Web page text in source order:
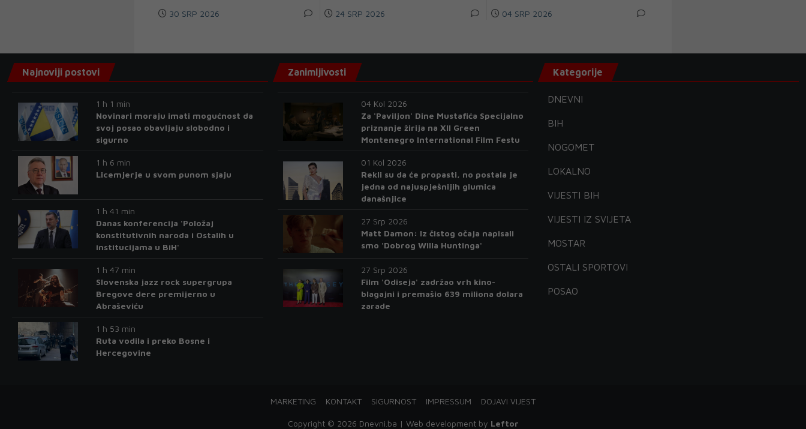
30 SRP 2026 24 SRP 2026 04 SRP 2026
Najnoviji postovi
1 h 1 min
Novinari moraju imati mogućnost da
svoj posao obavljaju slobodno i
sigurno
1 h 6 min
Licemjerje u svom punom sjaju
1 h 41 min
Danas konferencija 'Položaj
konstitutivnih naroda i Ostalih u
institucijama u BiH'
1 h 47 min
Slovenska jazz rock supergrupa
Bregove dere premijerno u
Abraševiću
1 h 53 min
Ruta vodila i preko Bosne i
Hercegovine
Zanimljivosti
04 Kol 2026
Za 'Paviljon' Dine Mustafića Specijalno
priznanje žirija na XII Green
Montenegro International Film Festu
01 Kol 2026
Rekli su da će propasti, no postala je
jedna od najuspješnijih glumica
današnjice
27 Srp 2026
Matt Damon: Iz čistog očaja napisali
smo 'Dobrog Willa Huntinga'
27 Srp 2026
Film 'Odiseja' zadržao vrh kino-
blagajni i premašio 639 miliona dolara
zarade
Kategorije
DNEVNI
BIH
NOGOMET
LOKALNO
VIJESTI BIH
VIJESTI IZ SVIJETA
MOSTAR
OSTALI SPORTOVI
POSAO
MARKETING KONTAKT SIGURNOST IMPRESSUM DOJAVI VIJEST
Copyright © 2026 Dnevni.ba | Web development by Leftor